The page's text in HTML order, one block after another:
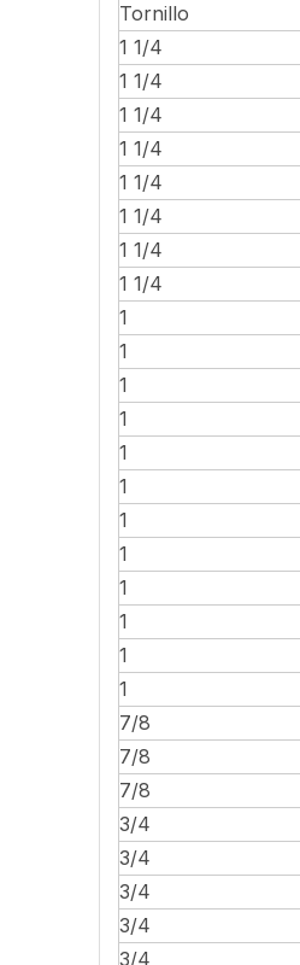
Tornillo
1 1/4
1 1/4
1 1/4
1 1/4
1 1/4
1 1/4
1 1/4
1 1/4
1
1
1
1
1
1
1
1
1
1
1
1
7/8
7/8
7/8
3/4
3/4
3/4
3/4
3/4